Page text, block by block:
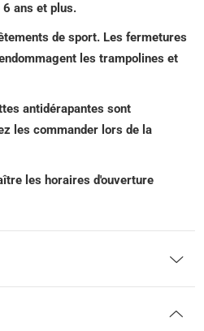
6 ans et plus.
de sport. Les fermetures
les trampolines et
antidérapantes sont
les commander lors de la
les horaires d'ouverture